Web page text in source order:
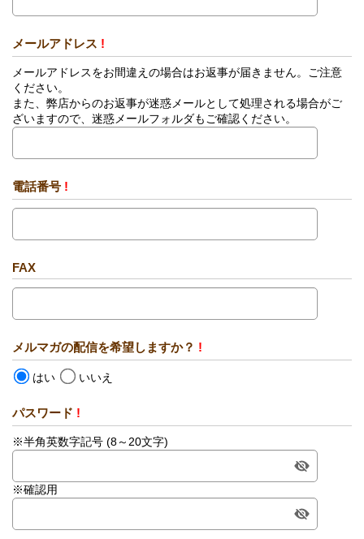
メールアドレス !
メールアドレスをお間違えの場合はお返事が届きません。ご注意
ください。
また、弊店からのお返事が迷惑メールとして処理される場合がご
ざいますので、迷惑メールフォルダもご確認ください。
電話番号 !
FAX
メルマガの配信を希望しますか？ !
はい いいえ
パスワード !
※半角英数字記号 (8～20文字)
※確認用